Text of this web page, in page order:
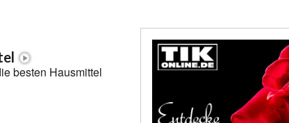
besten Hausmittel